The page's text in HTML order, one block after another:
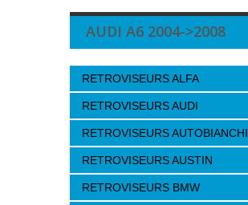
AUDI A6 2004->2008
RETROVISEURS ALFA
RETROVISEURS AUDI
RETROVISEURS AUTOBIANCHI
RETROVISEURS AUSTIN
RETROVISEURS BMW